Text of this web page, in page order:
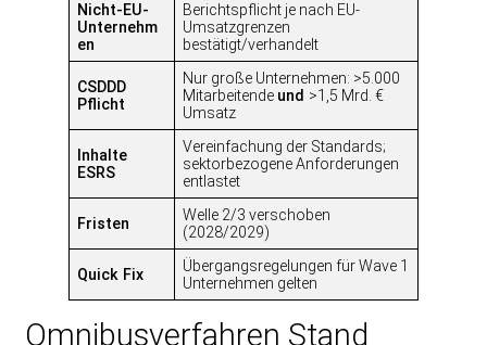
Nicht-EU-
Unternehm
en
Berichtspflicht je nach EU-
Umsatzgrenzen
bestätigt/verhandelt
CSDDD
Pflicht
Nur große Unternehmen: >5.000
Mitarbeitende und >1,5 Mrd. €
Umsatz
Inhalte
ESRS
Vereinfachung der Standards;
sektorbezogene Anforderungen
entlastet
Fristen
Welle 2/3 verschoben
(2028/2029)
Quick Fix
Übergangsregelungen für Wave 1
Unternehmen gelten
Omnibusverfahren Stand